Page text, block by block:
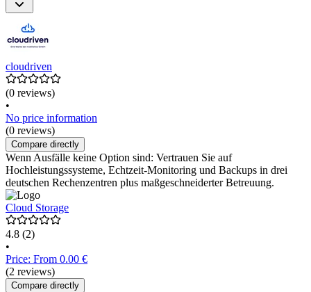
cloudriven
(0 reviews)
•
No price information
(0 reviews)
Compare directly
Wenn Ausfälle keine Option sind: Vertrauen Sie auf
Hochleistungssysteme, Echtzeit-Monitoring und Backups in drei
deutschen Rechenzentren plus maßgeschneiderter Betreuung.
Cloud Storage
4.8 (2)
•
Price: From 0.00 €
(2 reviews)
Compare directly